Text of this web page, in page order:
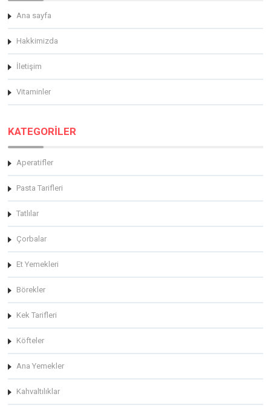
Ana sayfa
Hakkimizda
İletişim
Vitaminler
KATEGORİLER
Aperatifler
Pasta Tarifleri
Tatlılar
Çorbalar
Et Yemekleri
Börekler
Kek Tarifleri
Köfteler
Ana Yemekler
Kahvaltılıklar